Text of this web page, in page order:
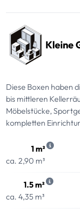
Kleine
Diese Boxen haben
bis mittleren
Möbelstücke,
kompletten
1 m²
ca. 2,90 m³
1.5 m²
ca. 4,35 m³